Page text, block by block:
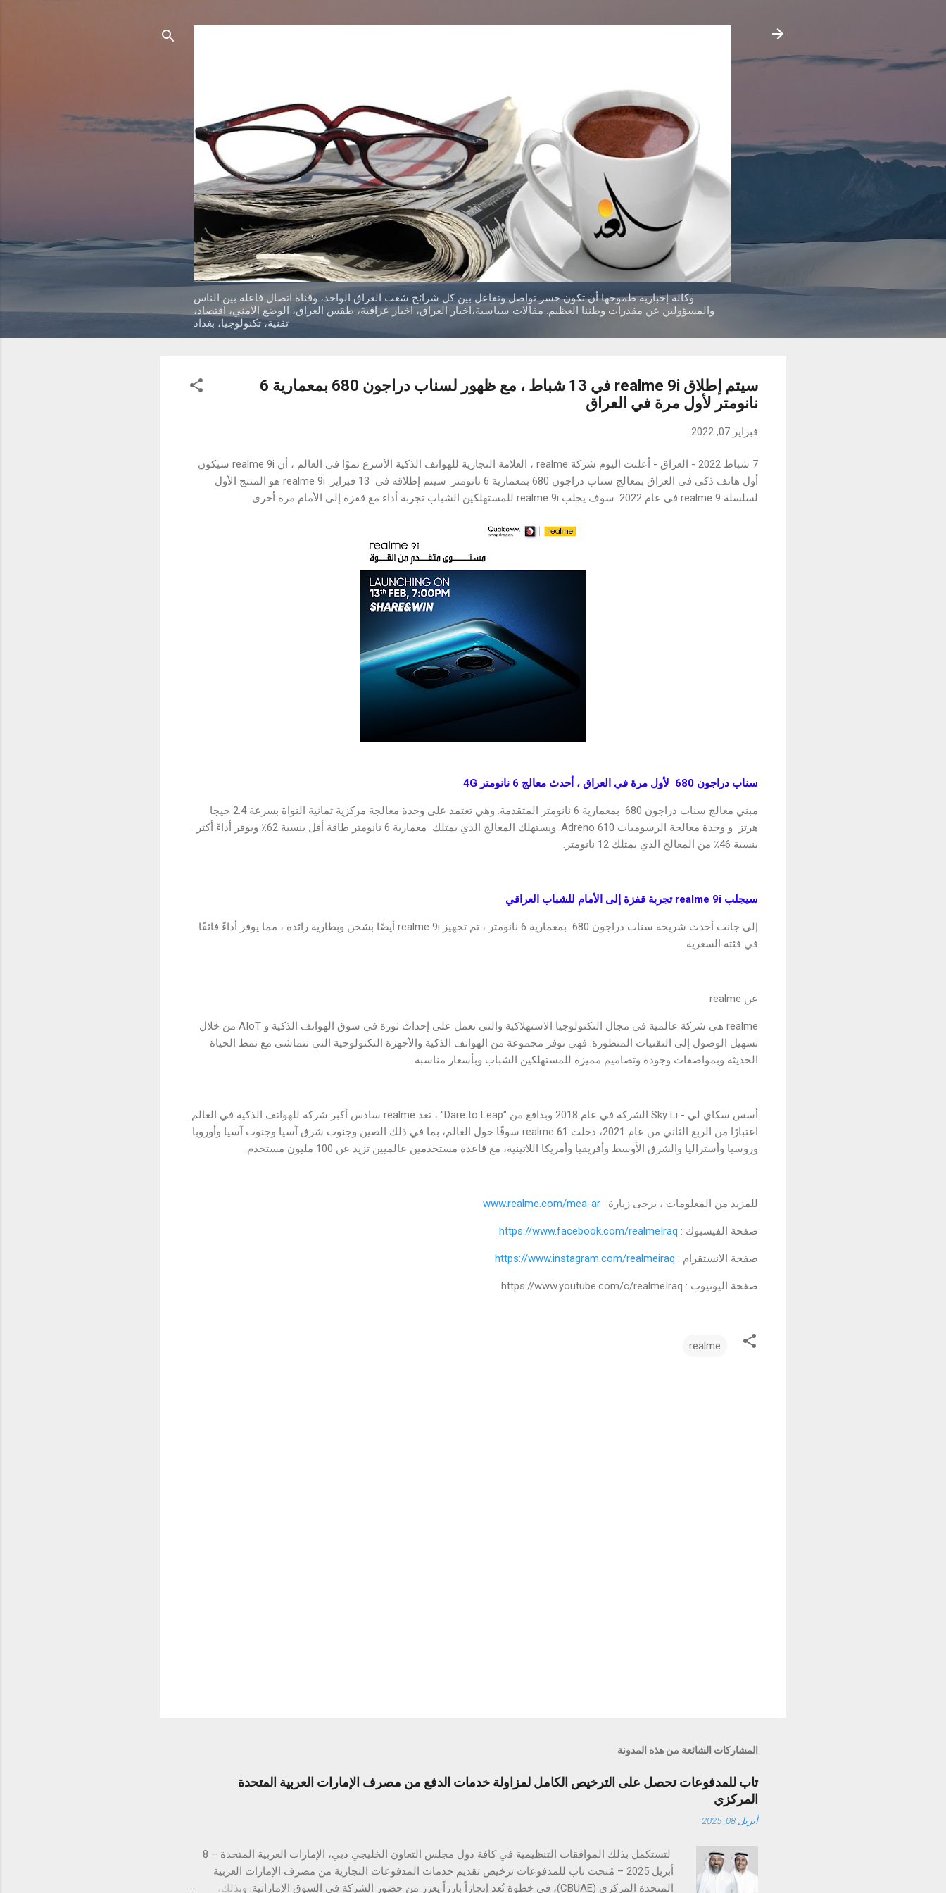
وكالة إخبارية طموحها أن تكون جسر تواصل وتفاعل بين كل شرائح شعب العراق الواحد، وقناة اتصال فاعلة بين الناس
والمسؤولين عن مقدرات وطننا العظيم. مقالات سياسية،اخبار العراق، اخبار عراقية، طقس العراق، الوضع الامني، اقتصاد،
تقنية، تكنولوجيا، بغداد
سيتم إطلاق realme 9i في 13 شباط ، مع ظهور لسناب دراجون 680 بمعمارية 6
نانومتر لأول مرة في العراق
فبراير 07, 2022
7 شباط 2022 - العراق - أعلنت اليوم شركة realme ، العلامة التجارية للهواتف الذكية الأسرع نموًا في العالم ، أن realme 9i سيكون
أول هاتف ذكي في العراق بمعالج سناب دراجون 680 بمعمارية 6 نانومتر. سيتم إطلاقه في 13 فبراير. realme 9i هو المنتج الأول
لسلسلة realme 9 في عام 2022. سوف يجلب realme 9i للمستهلكين الشباب تجربة أداء مع قفزة إلى الأمام مرة أخرى.
سناب دراجون 680 لأول مرة في العراق ، أحدث معالج 6 نانومتر 4G
مبني معالج سناب دراجون 680 بمعمارية 6 نانومتر المتقدمة. وهي تعتمد على وحدة معالجة مركزية ثمانية النواة بسرعة 2.4 جيجا
هرتز و وحدة معالجة الرسوميات Adreno 610. ويستهلك المعالج الذي يمتلك معمارية 6 نانومتر طاقة أقل بنسبة 62٪ ويوفر أداءً أكثر
بنسبة 46٪ من المعالج الذي يمتلك 12 نانومتر.
سيجلب realme 9i تجربة قفزة إلى الأمام للشباب العراقي
إلى جانب أحدث شريحة سناب دراجون 680 بمعمارية 6 نانومتر ، تم تجهيز realme 9i أيضًا بشحن وبطارية رائدة ، مما يوفر أداءً فائقًا
في فئته السعرية.
عن realme
realme هي شركة عالمية في مجال التكنولوجيا الاستهلاكية والتي تعمل على إحداث ثورة في سوق الهواتف الذكية و AIoT من خلال
تسهيل الوصول إلى التقنيات المتطورة. فهي توفر مجموعة من الهواتف الذكية والأجهزة التكنولوجية التي تتماشى مع نمط الحياة
الحديثة وبمواصفات وجودة وتصاميم مميزة للمستهلكين الشباب وبأسعار مناسبة.
أسس سكاي لي - Sky Li الشركة في عام 2018 وبدافع من "Dare to Leap" ، تعد realme سادس أكبر شركة للهواتف الذكية في العالم.
اعتبارًا من الربع الثاني من عام 2021، دخلت realme 61 سوقًا حول العالم، بما في ذلك الصين وجنوب شرق آسيا وجنوب آسيا وأوروبا
وروسيا وأستراليا والشرق الأوسط وأفريقيا وأمريكا اللاتينية، مع قاعدة مستخدمين عالميين تزيد عن 100 مليون مستخدم.
للمزيد من المعلومات ، يرجى زيارة: www.realme.com/mea-ar
صفحة الفيسبوك : https://www.facebook.com/realmeIraq
صفحة الانستقرام : https://www.instagram.com/realmeiraq
صفحة اليوتيوب : https://www.youtube.com/c/realmeIraq
realme
المشاركات الشائعة من هذه المدونة
تاب للمدفوعات تحصل على الترخيص الكامل لمزاولة خدمات الدفع من مصرف الإمارات العربية المتحدة
المركزي
أبريل 08, 2025
لتستكمل بذلك الموافقات التنظيمية في كافة دول مجلس التعاون الخليجي دبي، الإمارات العربية المتحدة – 8
أبريل 2025 – مُنحت تاب للمدفوعات ترخيص تقديم خدمات المدفوعات التجارية من مصرف الإمارات العربية
المتحدة المركزي (CBUAE)، في خطوة تُعد إنجازاً بارزاً يعزز من حضور الشركة في السوق الإماراتية. وبذلك،